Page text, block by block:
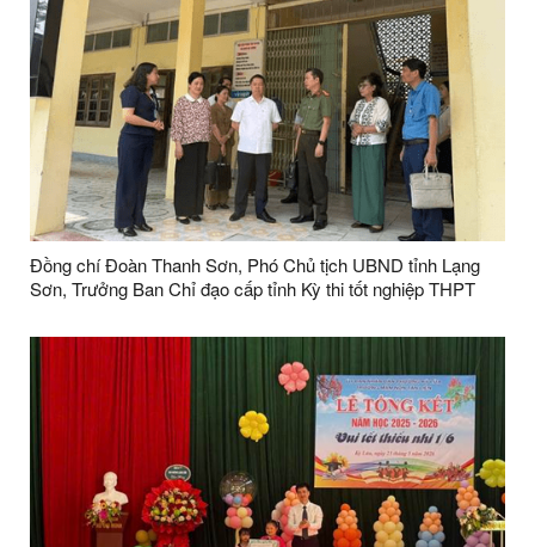
Đồng chí Đoàn Thanh Sơn, Phó Chủ tịch UBND tỉnh Lạng
Sơn, Trưởng Ban Chỉ đạo cấp tỉnh Kỳ thi tốt nghiệp THPT
Cao Lộc